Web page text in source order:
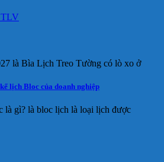
là Bìa Lịch Treo Tường có lò xo ở
lịch Bloc của doanh nghiệp
gì? là bloc lịch là loại lịch được